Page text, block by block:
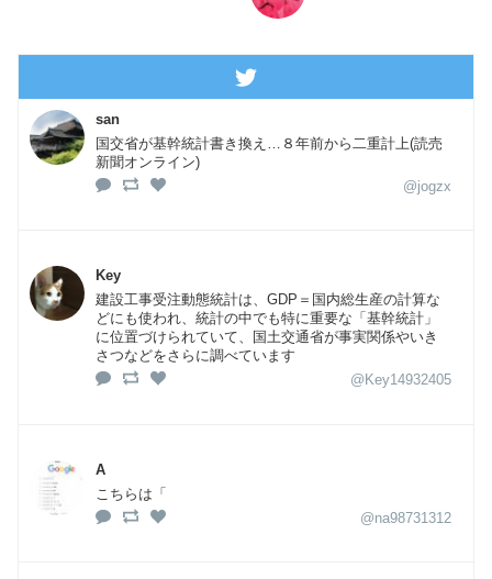
san
国交省が基幹統計書き換え…８年前から二重計上(読売
新聞オンライン)
@jogzx
Key
建設工事受注動態統計は、GDP＝国内総生産の計算な
どにも使われ、統計の中でも特に重要な「基幹統計」
に位置づけられていて、国土交通省が事実関係やいき
さつなどをさらに調べています
@Key14932405
A
こちらは「
@na98731312